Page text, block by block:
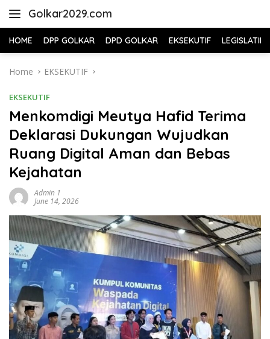
Golkar2029.com
HOME DPP GOLKAR DPD GOLKAR EKSEKUTIF LEGISLATIF
Home EKSEKUTIF
EKSEKUTIF
Menkomdigi Meutya Hafid Terima
Deklarasi Dukungan Wujudkan
Ruang Digital Aman dan Bebas
Kejahatan
Admin 1
June 14, 2026